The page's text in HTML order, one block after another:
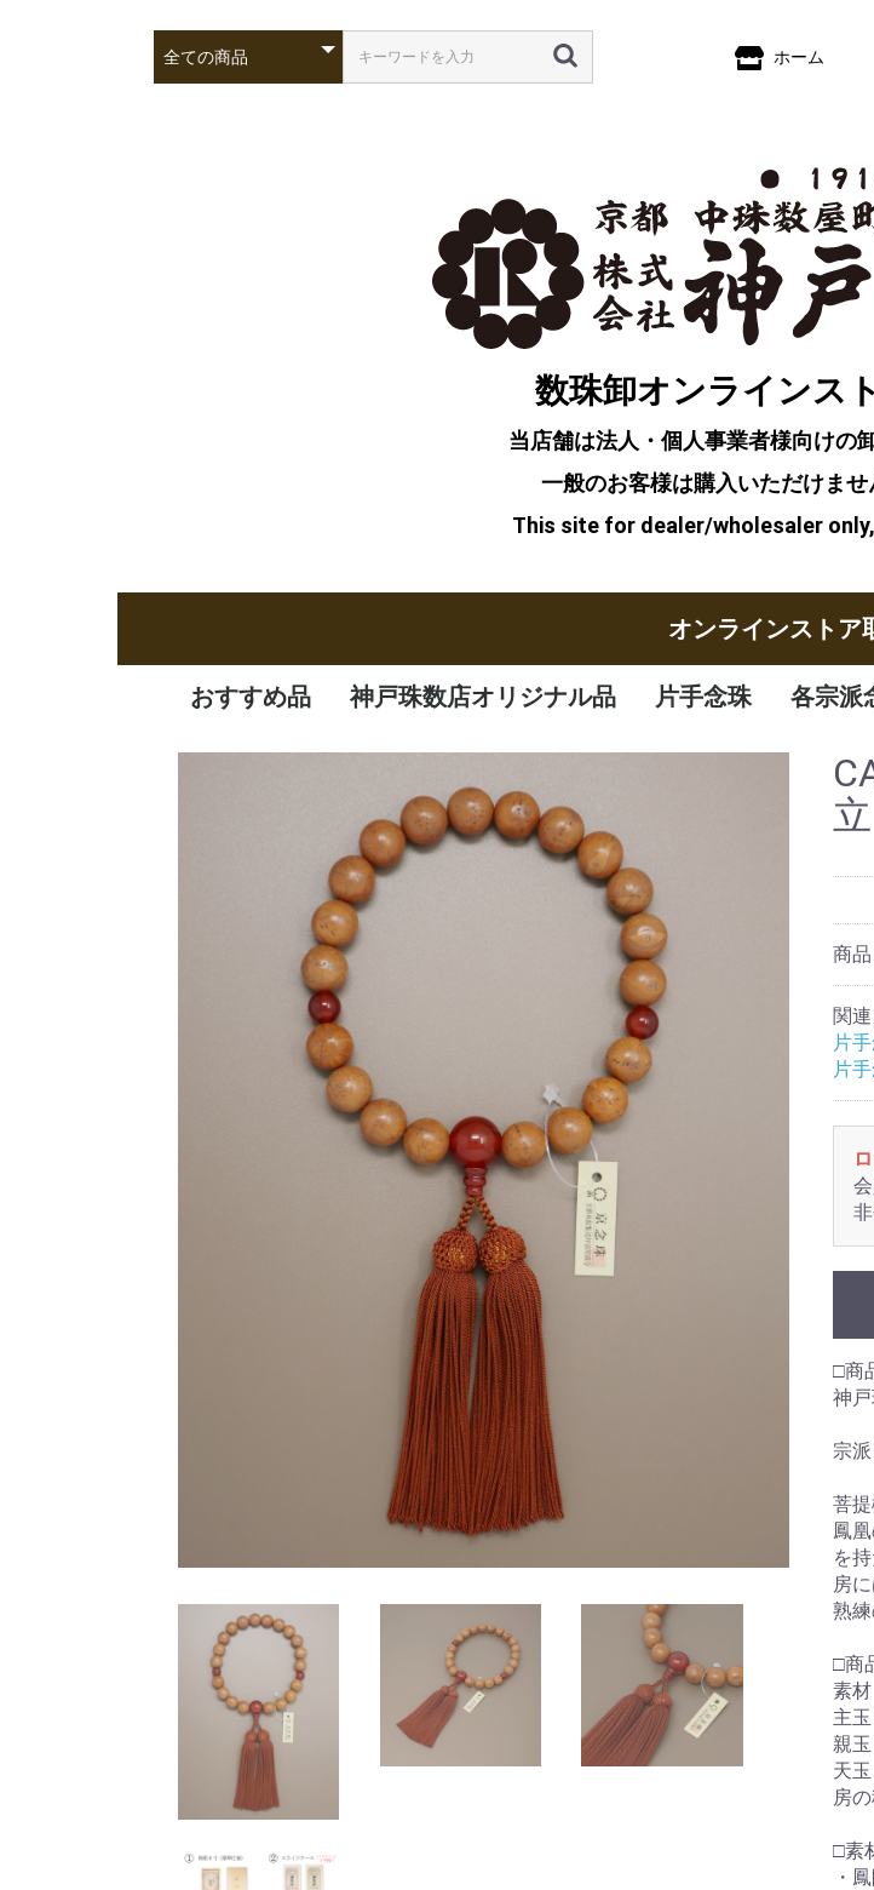
ホーム
数珠卸オンラインス
当店舗は法人・個人事業者様向けの
一般のお客様は購入いただけま
This site for dealer/wholesaler
オンラインストア
おすすめ品
新商品
定番品
逸品
特価品
神戸珠数店オリジナル品
オリジナル品
一凛
清水焼
片手念珠
女性
男性
子供
各宗派
曹洞宗
臨済宗
天台宗
真言宗
日蓮宗
浄土宗
浄土真宗
商品
関
片
片
□商
神
宗
菩
鳳
を
房
熟
□商
素材
主
親
天
房
□素
・